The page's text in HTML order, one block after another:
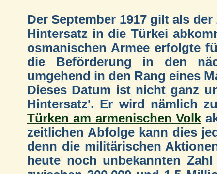
Der September 1917 gilt als
Hintersatz in die Türkei
osmanischen Armee erfolgte
die Beförderung in den
umgehend in den Rang eines
Dieses Datum ist nicht ganz
Hintersatz'. Er wird nämlich
Türken am armenischen Volk
zeitlichen Abfolge kann dies
denn die militärischen
heute noch unbekannten